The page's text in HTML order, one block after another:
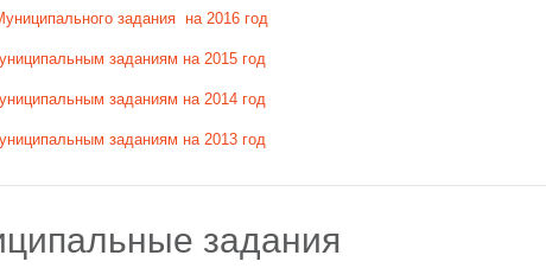
задания на 2016 год
заданиям на 2015 год
заданиям на 2014 год
заданиям на 2013 год
задания